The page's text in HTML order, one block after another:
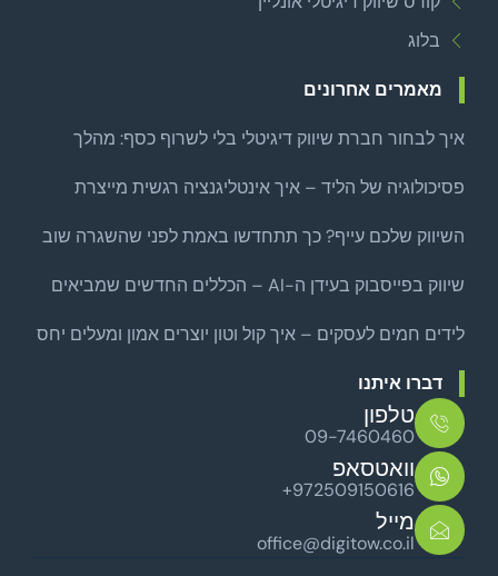
בלוג
מאמרים אחרונים
איך לבחור חברת שיווק דיגיטלי בלי לשרוף כסף: מהלך
פסיכולוגיה של הליד – איך אינטליגנציה רגשית מייצרת
השיווק שלכם עייף? כך תתחדשו באמת לפני שהשגרה שוב
שיווק בפייסבוק בעידן ה-AI – הכללים החדשים שמביאים
לידים חמים לעסקים – איך קול וטון יוצרים אמון ומעלים יחס
דברו איתנו
טלפון
09-7460460
וואטסאפ
+972509150616
מייל
office@digitow.co.il